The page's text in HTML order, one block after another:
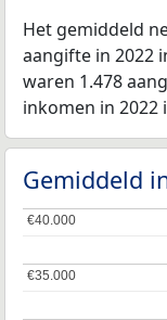
Het gemiddeld
aangifte in 2022
waren 1.478
inkomen in 2022
Gemiddeld
€35.000
€35.000
€40.000
€40.000